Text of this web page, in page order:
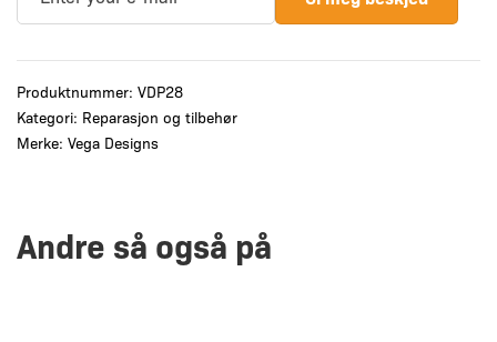
Produktnummer: VDP28
Kategori: Reparasjon og tilbehør
Merke: Vega Designs
Andre så også på